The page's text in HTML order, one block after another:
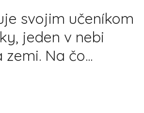
svojim učeníkom
jeden v nebi
Na čo...